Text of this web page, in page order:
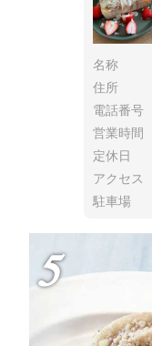
名称
住所
電話番号
営業時間
定休日
アクセス
駐車場
5